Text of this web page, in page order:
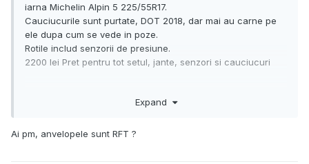
iarna Michelin Alpin 5 225/55R17.
Cauciucurile sunt purtate, DOT 2018, dar mai au carne pe
ele dupa cum se vede in poze.
Rotile includ senzorii de presiune.
2200 lei Pret pentru tot setul, jante, senzori si cauciucuri
Expand
Ai pm, anvelopele sunt RFT ?